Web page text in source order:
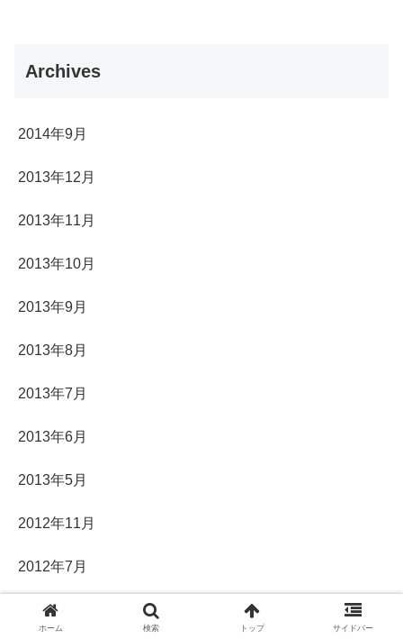
Archives
2014年9月
2013年12月
2013年11月
2013年10月
2013年9月
2013年8月
2013年7月
2013年6月
2013年5月
2012年11月
2012年7月
2012年5月
ホーム 検索 トップ サイドバー